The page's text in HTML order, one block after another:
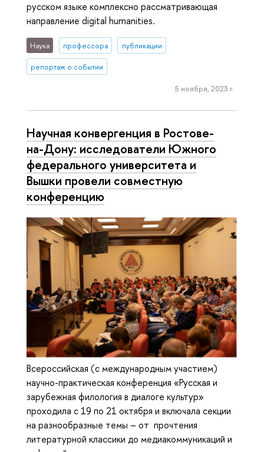
русском языке комплексно рассматривающая
направление digital humanities.
Наука профессора публикации
репортаж о событии
5 ноября, 2023 г.
Научная конвергенция в Ростове-
на-Дону: исследователи Южного
федерального университета и
Вышки провели совместную
конференцию
Всероссийская (с международным участием)
научно-практическая конференция «Русская и
зарубежная филология в диалоге культур»
проходила с 19 по 21 октября и включала секции
на разнообразные темы – от прочтения
литературной классики до медиакоммуникаций и